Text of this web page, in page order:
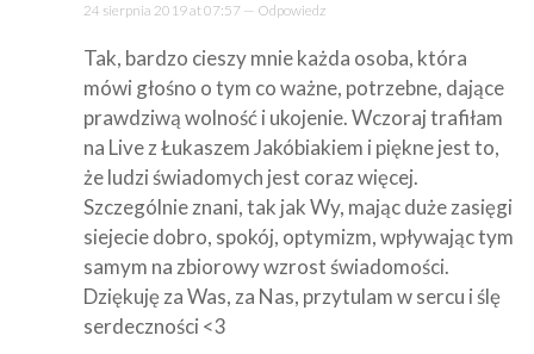
24 sierpnia 2019 at 07:57 — Odpowiedz
Tak, bardzo cieszy mnie każda osoba, która
mówi głośno o tym co ważne, potrzebne, dające
prawdziwą wolność i ukojenie. Wczoraj trafiłam
na Live z Łukaszem Jakóbiakiem i piękne jest to,
że ludzi świadomych jest coraz więcej.
Szczególnie znani, tak jak Wy, mając duże zasięgi
siejecie dobro, spokój, optymizm, wpływając tym
samym na zbiorowy wzrost świadomości.
Dziękuję za Was, za Nas, przytulam w sercu i ślę
serdeczności <3